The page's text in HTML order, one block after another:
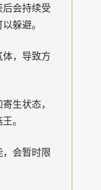
会持续受
躲避。
，导致方
生状态，
。
会暂时限